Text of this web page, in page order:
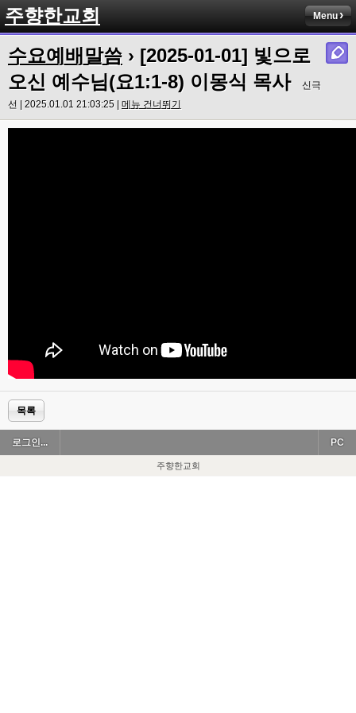
주향한교회 Menu
수요예배말씀 › [2025-01-01] 빛으로
오신 예수님(요1:1-8) 이몽식 목사
신극
선 | 2025.01.01 21:03:25 | 메뉴 건너뛰기
목록
로그인... PC
주향한교회